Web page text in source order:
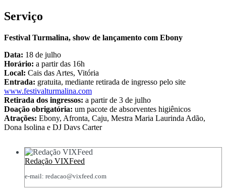
Serviço
Festival Turmalina, show de lançamento com Ebony
Data: 18 de julho
Horário: a partir das 16h
Local: Cais das Artes, Vitória
Entrada: gratuita, mediante retirada de ingresso pelo site
www.festivalturmalina.com
Retirada dos ingressos: a partir de 3 de julho
Doação obrigatória: um pacote de absorventes higiênicos
Atrações: Ebony, Afronta, Caju, Mestra Maria Laurinda Adão,
Dona Isolina e DJ Davs Carter
Redação VIXFeed
e-mail: redacao@vixfeed.com